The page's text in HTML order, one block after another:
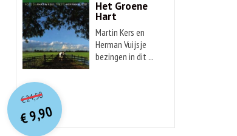
Het Groene
Hart
Martin Kers en
Herman Vuijsje
bezingen in dit ...
€24,50O
orspr
onkelijke
prijs
was:
€ 24,50.
€9,90
Huidige
prijs
is:
€ 9,90.